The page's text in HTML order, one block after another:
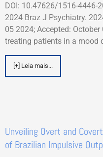
DOI: 10.47626/1516-4446-
2024 Braz J Psychiatry.
05 2024; Accepted:
treating patients in a mood
[+] Leia mais...
Unveiling Overt and
of Brazilian Impulsive